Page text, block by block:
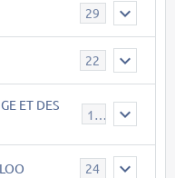
29
22
ET DES
17
24